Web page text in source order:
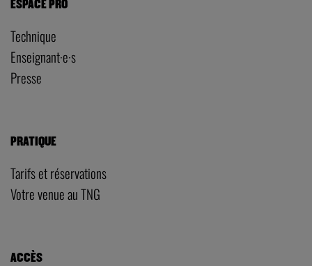
ESPACE PRO
Technique
Enseignant·e·s
Presse
PRATIQUE
Tarifs et réservations
Votre venue au TNG
ACCÈS